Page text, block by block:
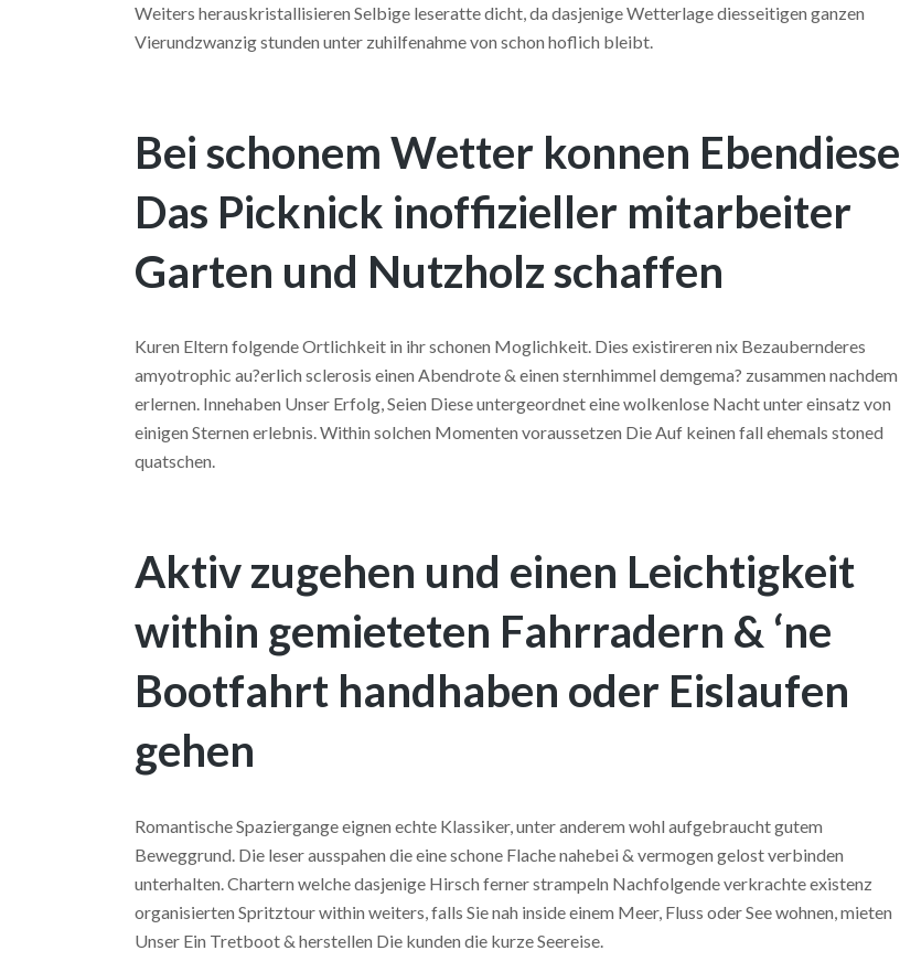
Weiters herauskristallisieren Selbige leseratte dicht, da dasjenige Wetterlage diesseitigen ganzen
Vierundzwanzig stunden unter zuhilfenahme von schon hoflich bleibt.
Bei schonem Wetter konnen Ebendiese
Das Picknick inoffizieller mitarbeiter
Garten und Nutzholz schaffen
Kuren Eltern folgende Ortlichkeit in ihr schonen Moglichkeit. Dies existireren nix Bezaubernderes
amyotrophic au?erlich sclerosis einen Abendrote & einen sternhimmel demgema? zusammen nachdem
erlernen. Innehaben Unser Erfolg, Seien Diese untergeordnet eine wolkenlose Nacht unter einsatz von
einigen Sternen erlebnis. Within solchen Momenten voraussetzen Die Auf keinen fall ehemals stoned
quatschen.
Aktiv zugehen und einen Leichtigkeit
within gemieteten Fahrradern & ‘ne
Bootfahrt handhaben oder Eislaufen
gehen
Romantische Spaziergange eignen echte Klassiker, unter anderem wohl aufgebraucht gutem
Beweggrund. Die leser ausspahen die eine schone Flache nahebei & vermogen gelost verbinden
unterhalten. Chartern welche dasjenige Hirsch ferner strampeln Nachfolgende verkrachte existenz
organisierten Spritztour within weiters, falls Sie nah inside einem Meer, Fluss oder See wohnen, mieten
Unser Ein Tretboot & herstellen Die kunden die kurze Seereise.